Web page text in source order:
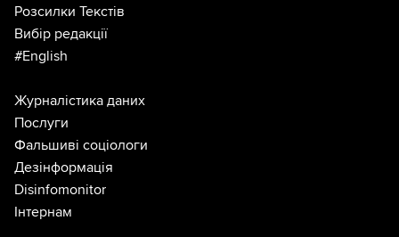
Розсилки Текстів
Вибір редакції
#English
Журналістика даних
Послуги
Фальшиві соціологи
Дезінформація
Disinfomonitor
Інтернам